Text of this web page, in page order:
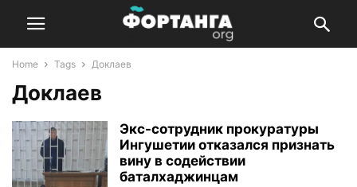
Home Tags Доклаев
Доклаев
Экс-сотрудник прокуратуры
Ингушетии отказался признать
вину в содействии
баталхаджинцам